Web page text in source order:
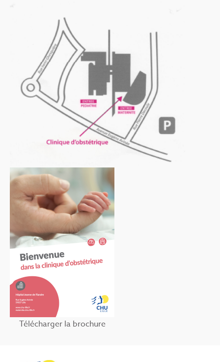
Télécharger la brochure